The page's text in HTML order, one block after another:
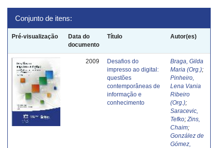
Conjunto de itens:
Pré-visualização
Data do
documento
Título Autor(es)
2009
Desafios do
impresso ao digital:
questões
contemporâneas de
informação e
conhecimento
Braga, Gilda
Maria (Org.);
Pinheiro,
Lena Vania
Ribeiro
(Org.);
Saracevic,
Tefko; Zins,
Chaim;
González de
Gómez,